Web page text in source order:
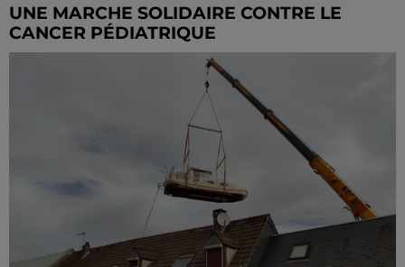
UNE MARCHE SOLIDAIRE CONTRE LE
CANCER PÉDIATRIQUE